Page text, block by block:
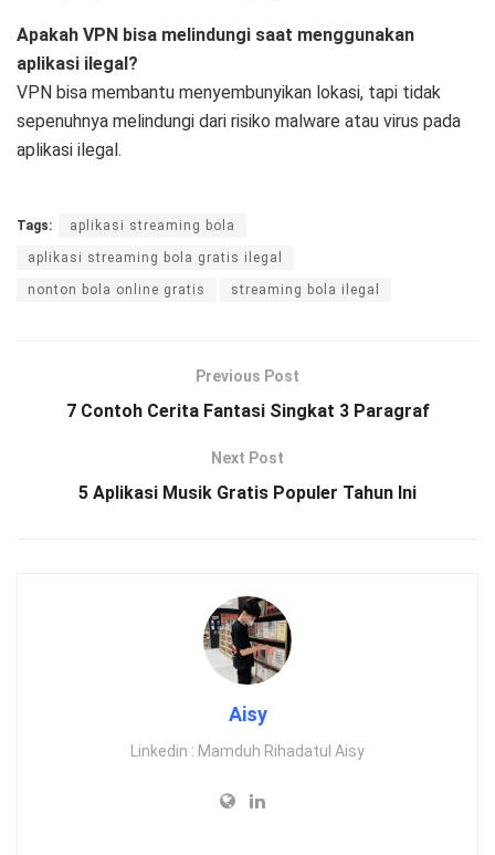
Apakah VPN bisa melindungi saat menggunakan
aplikasi ilegal?
VPN bisa membantu menyembunyikan lokasi, tapi tidak
sepenuhnya melindungi dari risiko malware atau virus pada
aplikasi ilegal.
Tags: aplikasi streaming bola
aplikasi streaming bola gratis ilegal
nonton bola online gratis streaming bola ilegal
Previous Post
7 Contoh Cerita Fantasi Singkat 3 Paragraf
Next Post
5 Aplikasi Musik Gratis Populer Tahun Ini
Aisy
Linkedin : Mamduh Rihadatul Aisy